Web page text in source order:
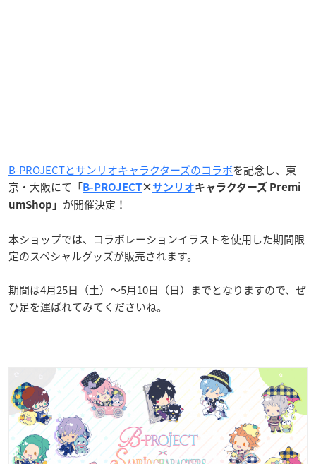
B-PROJECTとサンリオキャラクターズのコラボを記念し、東
京・大阪にて「B-PROJECT× サンリオキャラクターズ Premi
umShop」 が開催決定！
本ショップでは、コラボレーションイラストを使用した期間限
定のスペシャルグッズが販売されます。
期間は4月25日（土）〜5月10日（日）までとなりますので、ぜ
ひ足を運ばれてみてくださいね。